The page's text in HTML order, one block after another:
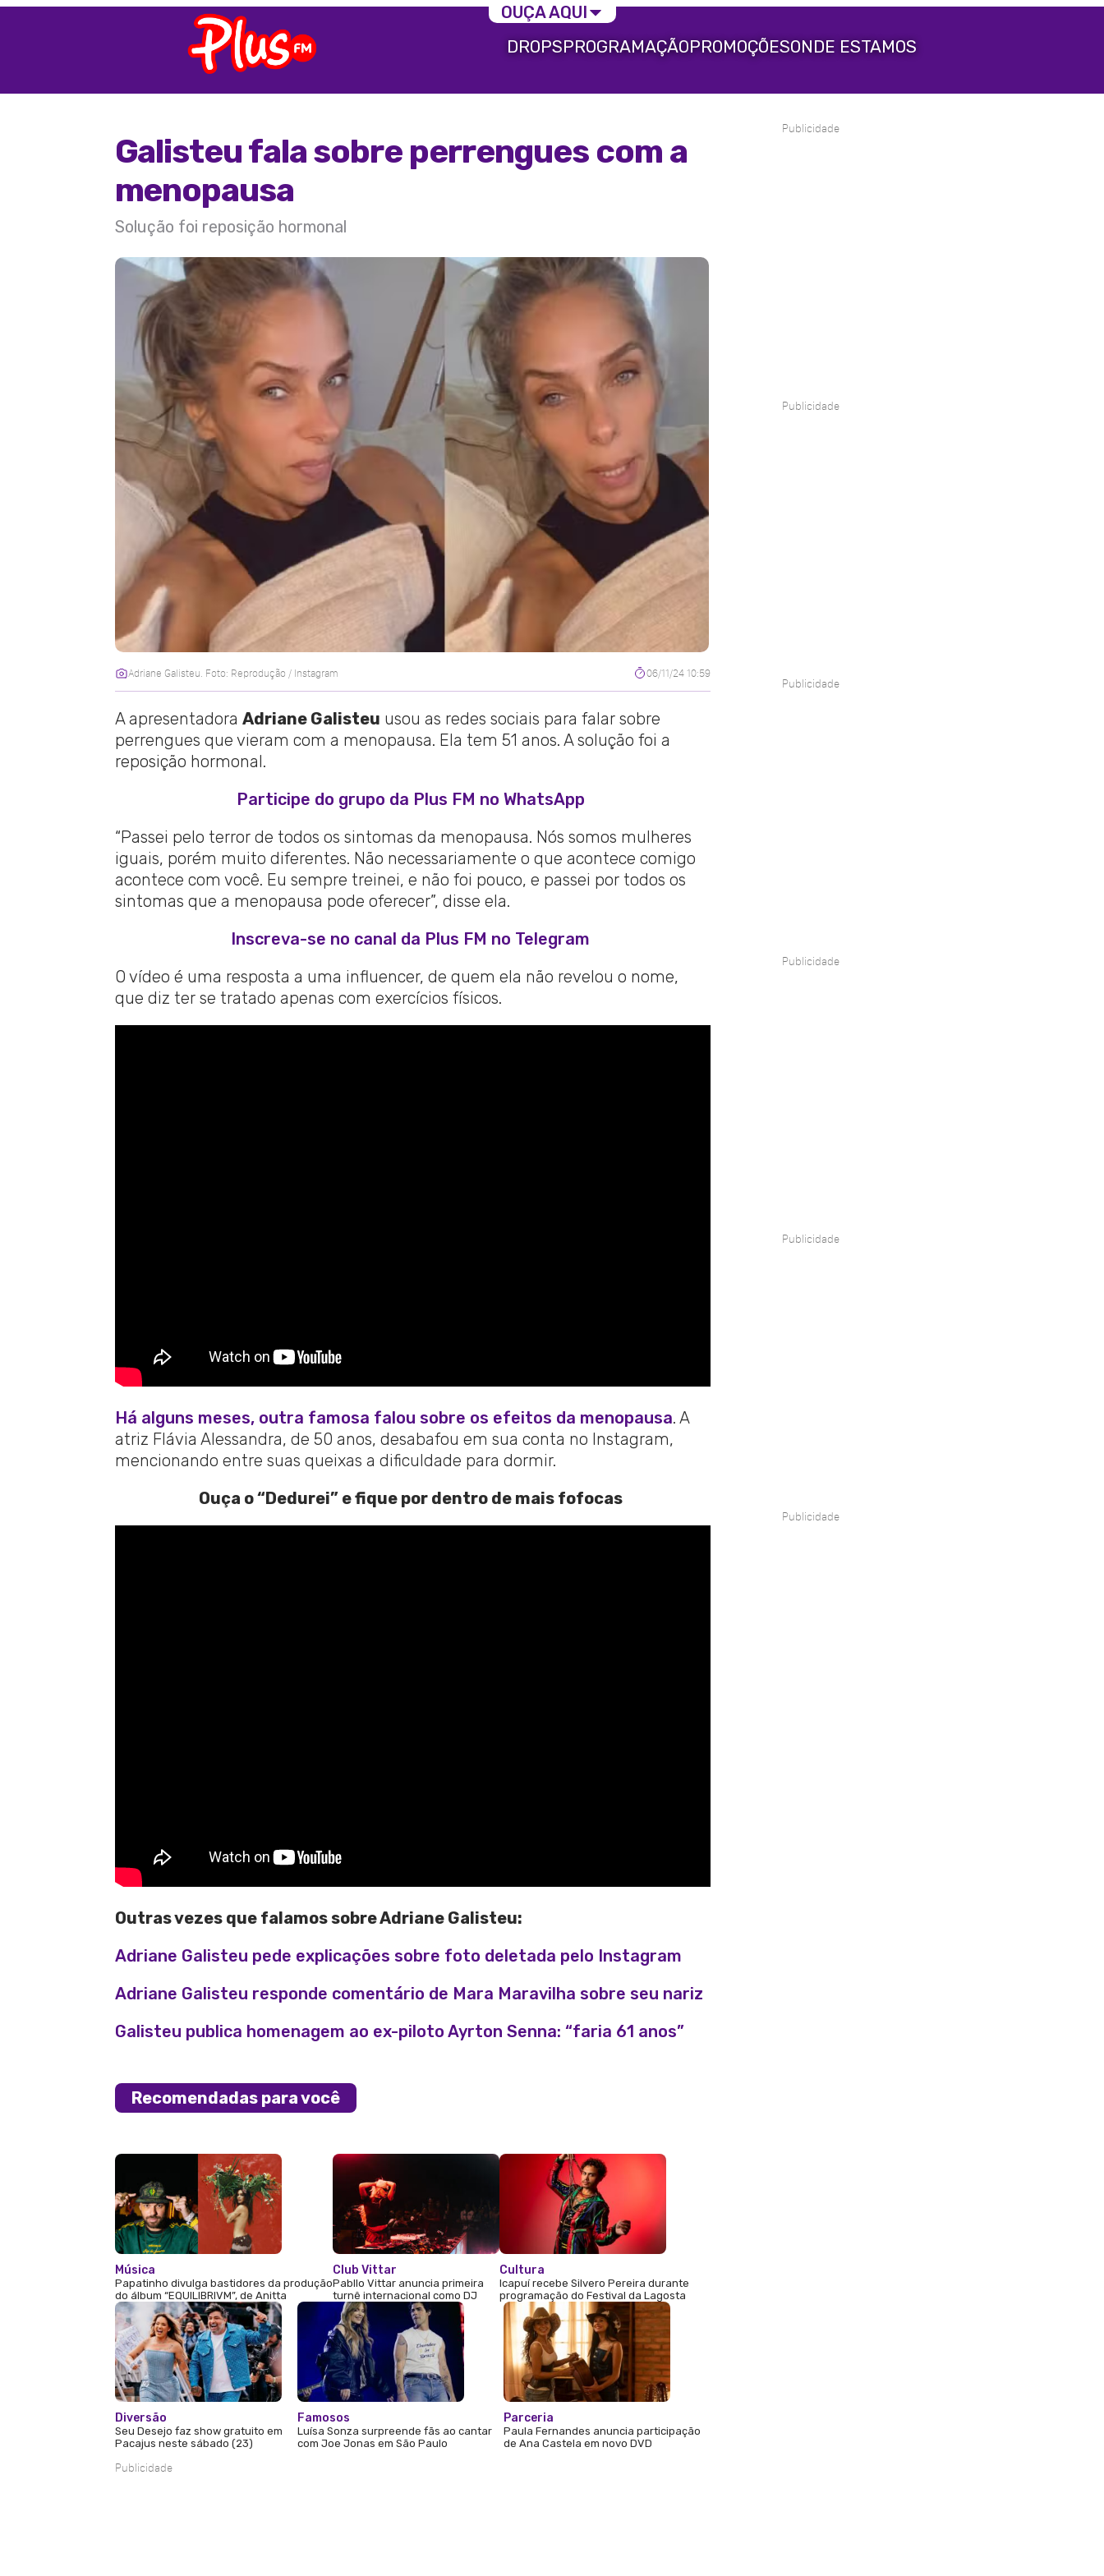
DROPSPROGRAMAÇÃOPROMOÇÕESONDE ESTAMOS
Galisteu fala sobre perrengues com a
menopausa
Solução foi reposição hormonal
Adriane Galisteu. Foto: Reprodução / Instagram 06/11/24 10:59
A apresentadora Adriane Galisteu usou as redes sociais para falar sobre
perrengues que vieram com a menopausa. Ela tem 51 anos. A solução foi a
reposição hormonal.
Participe do grupo da Plus FM no WhatsApp
“Passei pelo terror de todos os sintomas da menopausa. Nós somos mulheres
iguais, porém muito diferentes. Não necessariamente o que acontece comigo
acontece com você. Eu sempre treinei, e não foi pouco, e passei por todos os
sintomas que a menopausa pode oferecer”, disse ela.
Inscreva-se no canal da Plus FM no Telegram
O vídeo é uma resposta a uma influencer, de quem ela não revelou o nome,
que diz ter se tratado apenas com exercícios físicos.
Há alguns meses, outra famosa falou sobre os efeitos da menopausa. A
atriz Flávia Alessandra, de 50 anos, desabafou em sua conta no Instagram,
mencionando entre suas queixas a dificuldade para dormir.
Ouça o “Dedurei” e fique por dentro de mais fofocas
Outras vezes que falamos sobre Adriane Galisteu:
Adriane Galisteu pede explicações sobre foto deletada pelo Instagram
Adriane Galisteu responde comentário de Mara Maravilha sobre seu nariz
Galisteu publica homenagem ao ex-piloto Ayrton Senna: “faria 61 anos”
Recomendadas para você
Música
Papatinho divulga bastidores da produção
do álbum “EQUILIBRIVM”, de Anitta
Club Vittar
Pabllo Vittar anuncia primeira
turnê internacional como DJ
Cultura
Icapuí recebe Silvero Pereira durante
programação do Festival da Lagosta
Diversão
Seu Desejo faz show gratuito em
Pacajus neste sábado (23)
Famosos
Luísa Sonza surpreende fãs ao cantar
com Joe Jonas em São Paulo
Parceria
Paula Fernandes anuncia participação
de Ana Castela em novo DVD
Publicidade
Publicidade
Publicidade
Publicidade
Publicidade
Publicidade
Publicidade
OUÇA AQUI